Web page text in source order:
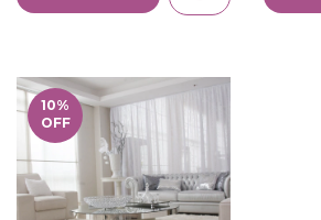
10%
OFF